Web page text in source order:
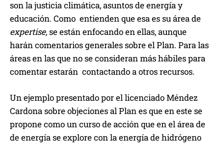
son la justicia climática, asuntos de energía y
educación. Como entienden que esa es su área de
expertise,se están enfocando en ellas, aunque
harán comentarios generales sobre el Plan. Para las
áreas en las que no se consideran más hábiles para
comentar estarán contactando a otros recursos.
Un ejemplo presentado por el licenciado Méndez
Cardona sobre objeciones al Plan es que en este se
propone como un curso de acción que en el área de
de energía se explore con la energía de hidrógeno